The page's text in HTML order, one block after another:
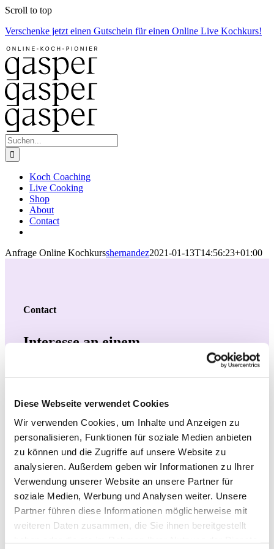
Diese Webseite verwendet Cookies
Wir verwenden Cookies, um Inhalte und Anzeigen zu
personalisieren, Funktionen für soziale Medien anbieten
zu können und die Zugriffe auf unsere Website zu
analysieren. Außerdem geben wir Informationen zu Ihrer
Verwendung unserer Website an unsere Partner für
soziale Medien, Werbung und Analysen weiter. Unsere
Partner führen diese Informationen möglicherweise mit
weiteren Daten zusammen, die Sie ihnen bereitgestellt
Zum
springen
Scroll to top
Verschenke jetzt einen Gutschein für einen Online Live Kochkurs!
Suche
nach:
Koch Coaching
Live Cooking
Shop
About
Contact
Anfrage Online Kochkursshernandez2021-01-13T14:56:23+01:00
Contact
Interesse an einem
Bitteschön.
antwortet der Chef
persönlich.
Nachname
Vorname
Telefon